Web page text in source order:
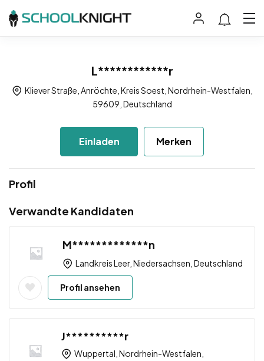
L************r
Kliever Straße, Anröchte, Kreis Soest, Nordrhein-Westfalen,
59609, Deutschland
Einladen Merken
Profil
Verwandte Kandidaten
M*************n
Landkreis Leer, Niedersachsen, Deutschland
Profil ansehen
J**********r
Wuppertal, Nordrhein-Westfalen,